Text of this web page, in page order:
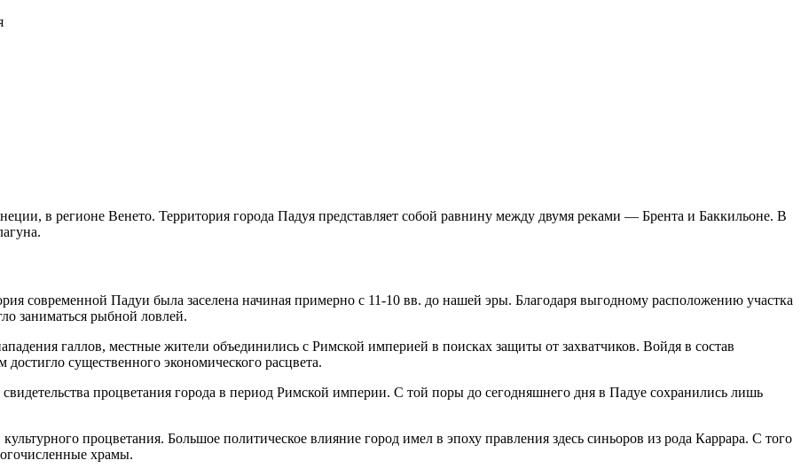
в регионе Венето. Территория города Падуя представляет собой равнину между двумя реками — Брента и Баккильоне. В
современной Падуи была заселена начиная примерно с 11-10 вв. до нашей эры. Благодаря выгодному расположению участка
заниматься рыбной ловлей.
галлов, местные жители объединились с Римской империей в поисках защиты от захватчиков. Войдя в состав
существенного экономического расцвета.
процветания города в период Римской империи. С той поры до сегодняшнего дня в Падуе сохранились лишь
процветания. Большое политическое влияние город имел в эпоху правления здесь синьоров из рода Каррара. С того
храмы.